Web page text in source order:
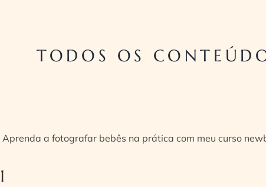
TODOS OS
Aprenda a fotografar bebês na prática com meu curso
1